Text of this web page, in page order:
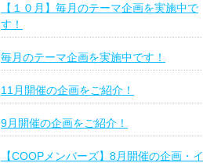
【１０月】毎月のテーマ企画を実施中で
す！
毎月のテーマ企画を実施中です！
11月開催の企画をご紹介！
9月開催の企画をご紹介！
【COOPメンバーズ】8月開催の企画・イ